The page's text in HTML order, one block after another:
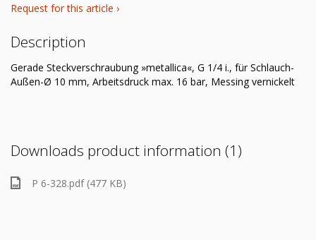
Request for this article ›
Description
Gerade Steckverschraubung »metallica«, G 1/4 i., für Schlauch-
Außen-Ø 10 mm, Arbeitsdruck max. 16 bar, Messing vernickelt
Downloads product information (1)
P 6-328.pdf (477 KB)